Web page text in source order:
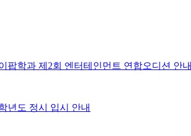
팝학과 제2회 엔터테인먼트 연합오디션 안내
년도 정시 입시 안내